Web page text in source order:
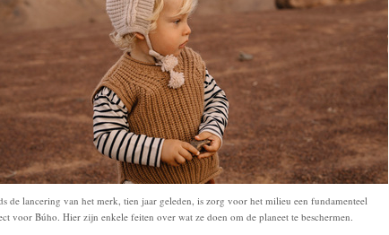
de lancering van het merk, tien jaar geleden, is zorg voor het milieu een fundamenteel
voor Búho. Hier zijn enkele feiten over wat ze doen om de planeet te beschermen.